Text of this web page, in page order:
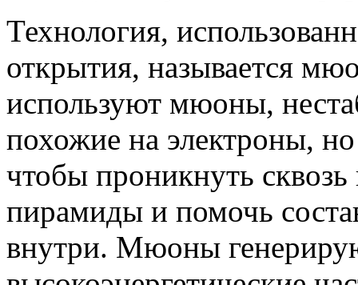
Технология,
открытия, называется
используют мюоны,
похожие на электроны,
чтобы проникнуть
пирамиды и помочь
внутри. Мюоны